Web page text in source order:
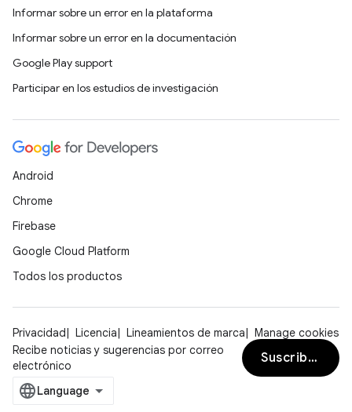
Informar sobre un error en la plataforma
Informar sobre un error en la documentación
Google Play support
Participar en los estudios de investigación
Android
Chrome
Firebase
Google Cloud Platform
Todos los productos
Privacidad Licencia Lineamientos de marca
Manage cookies
Recibe noticias y sugerencias por correo
electrónico
Suscribirse